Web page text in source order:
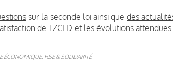
sur la seconde loi ainsi que des
de TZCLD et les évolutions
ÉCONOMIQUE, RSE & SOLIDARITÉ